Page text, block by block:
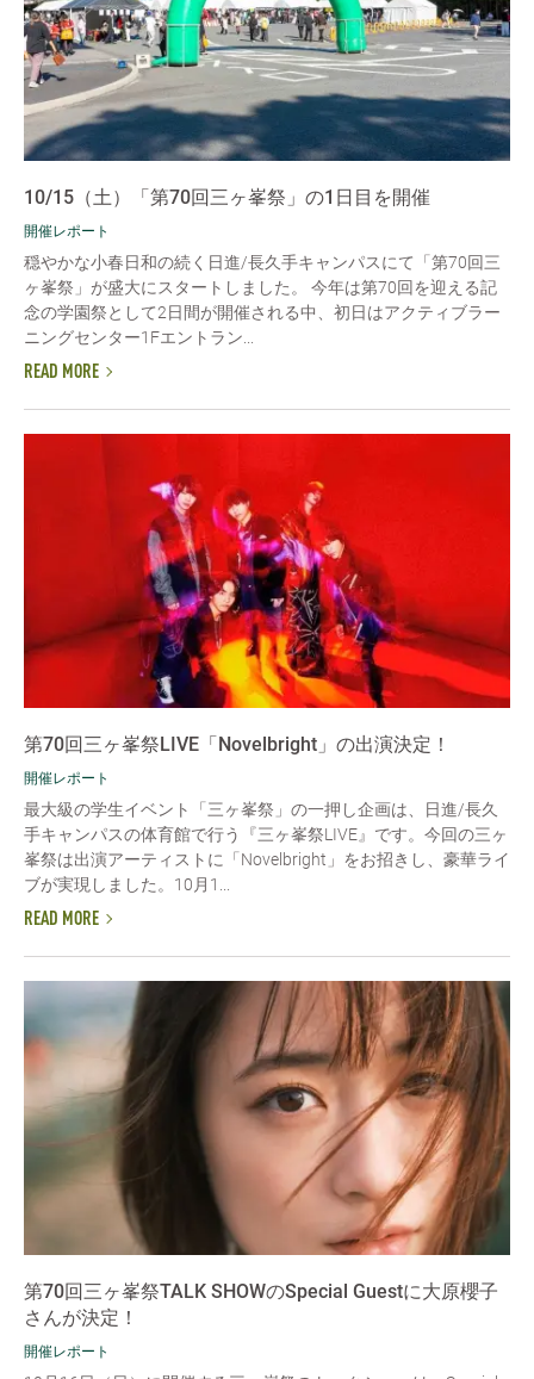
10/15（土）「第70回三ヶ峯祭」の1日目を開催
開催レポート
穏やかな小春日和の続く日進/長久手キャンパスにて「第70回三
ヶ峯祭」が盛大にスタートしました。 今年は第70回を迎える記
念の学園祭として2日間が開催される中、初日はアクティブラー
ニングセンター1Fエントラン...
READ MORE
第70回三ヶ峯祭LIVE「Novelbright」の出演決定！
開催レポート
最大級の学生イベント「三ヶ峯祭」の一押し企画は、日進/長久
手キャンパスの体育館で行う『三ヶ峯祭LIVE』です。今回の三ヶ
峯祭は出演アーティストに「Novelbright」をお招きし、豪華ライ
ブが実現しました。10月1...
READ MORE
第70回三ヶ峯祭TALK SHOWのSpecial Guestに大原櫻子
さんが決定！
開催レポート